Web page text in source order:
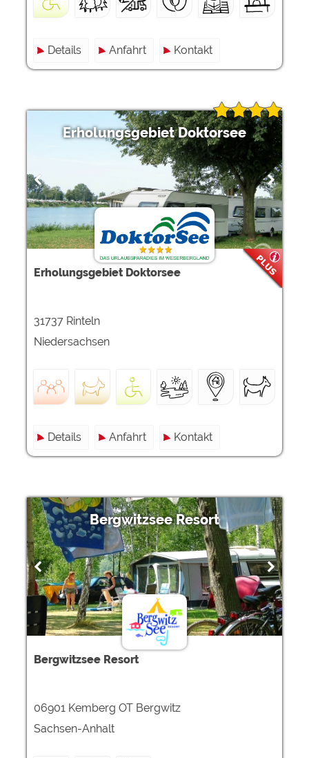
Details Anfahrt Kontakt
Erholungsgebiet Doktorsee
Erholungsgebiet Doktorsee
31737 Rinteln
Niedersachsen
Details Anfahrt Kontakt
Bergwitzsee Resort
Bergwitzsee Resort
06901 Kemberg OT Bergwitz
Sachsen-Anhalt